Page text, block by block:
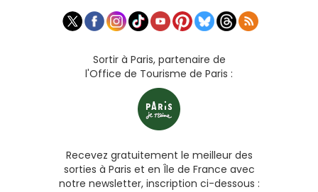
Sortir à Paris, partenaire de
l'Office de Tourisme de Paris :
Recevez gratuitement le meilleur des
sorties à Paris et en Île de France avec
notre newsletter, inscription ci-dessous :